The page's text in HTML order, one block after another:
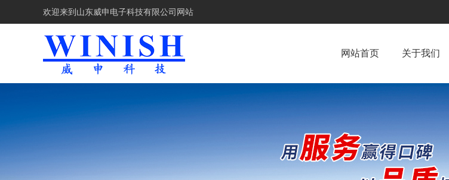
欢迎来到 山东威申电子科技有限公司网站
网站首页 关于我们